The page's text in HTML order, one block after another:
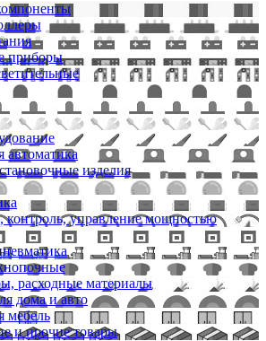
приборы
изделия
контроль, управление мощностью
расходные материалы
дома и авто
мебель
и прочие товары